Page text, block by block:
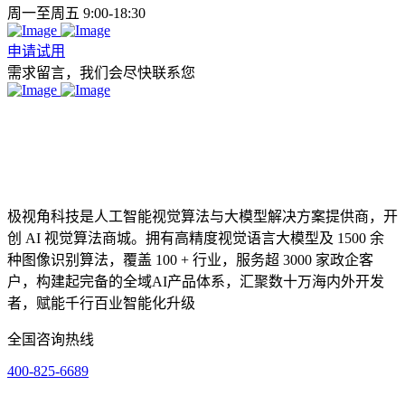
周一至周五 9:00-18:30
申请试用
需求留言，我们会尽快联系您
极视角科技是人工智能视觉算法与大模型解决方案提供商，开
创 AI 视觉算法商城。拥有高精度视觉语言大模型及 1500 余
种图像识别算法，覆盖 100 + 行业，服务超 3000 家政企客
户，构建起完备的全域AI产品体系，汇聚数十万海内外开发
者，赋能千行百业智能化升级
全国咨询热线
400-825-6689